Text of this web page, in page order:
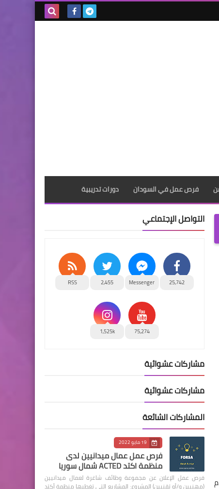
فرص عمل في السودان دورات تدريبية
التواصل الإجتماعي
25,742
Messenger
2,455
RSS
75,274
1,525k
مشاركات عشوائية
مشاركات عشوائية
المشاركات الشائعة
19 مايو 2022
فرص عمل عمال ميدانيين لدى
منظمة اكتد ACTED شمال سوريا
فرص عمل الإعلان عن مجموعة وظائف شاغرة لعمال ميدانيين
(مهنيين و/أو تقنيين) المشروع: المشاريع التي تغطيها منظمة أكتد